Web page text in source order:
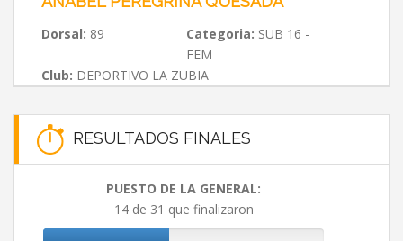
Dorsal: 89 Categoria: SUB 16 -
FEM
Club: DEPORTIVO LA ZUBIA
RESULTADOS FINALES
PUESTO DE LA GENERAL:
14 de 31 que finalizaron